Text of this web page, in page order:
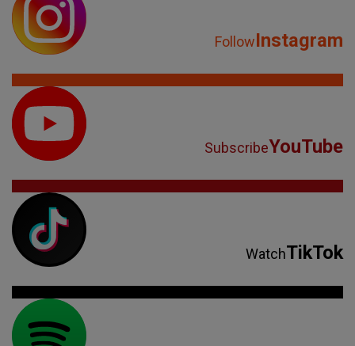
FollowInstagram
SubscribeYouTube
WatchTikTok